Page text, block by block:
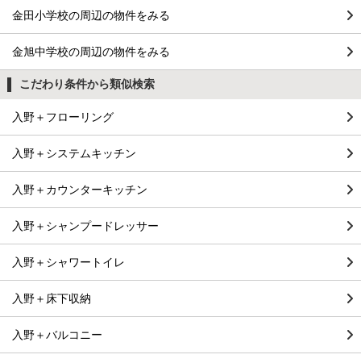
金田小学校の周辺の物件をみる
金旭中学校の周辺の物件をみる
こだわり条件から類似検索
入野＋フローリング
入野＋システムキッチン
入野＋カウンターキッチン
入野＋シャンプードレッサー
入野＋シャワートイレ
入野＋床下収納
入野＋バルコニー